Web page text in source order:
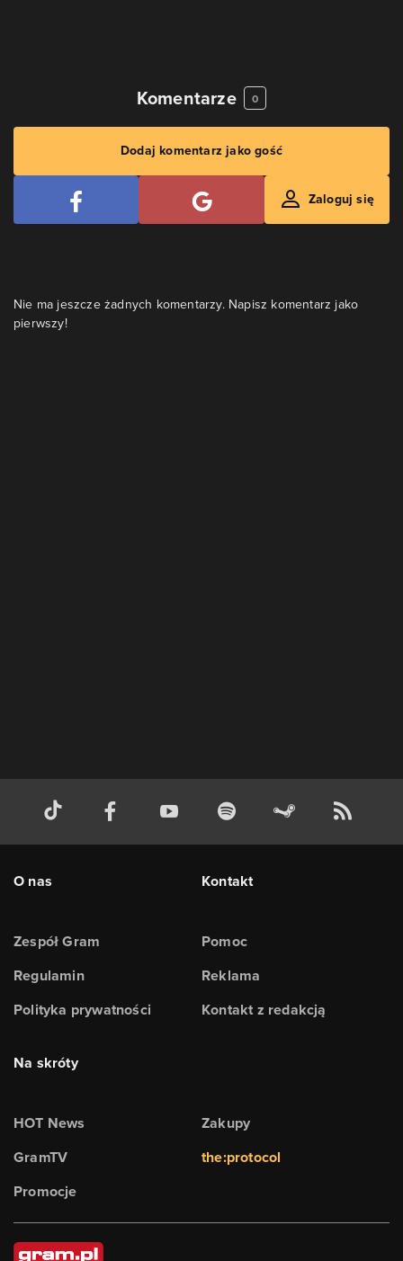
Komentarze 0
Dodaj komentarz jako gość
Zaloguj się
Nie ma jeszcze żadnych komentarzy. Napisz komentarz jako
pierwszy!
O nas
Zespół Gram
Regulamin
Polityka prywatności
Kontakt
Pomoc
Reklama
Kontakt z redakcją
Na skróty
HOT News
GramTV
Promocje
Zakupy
the:protocol